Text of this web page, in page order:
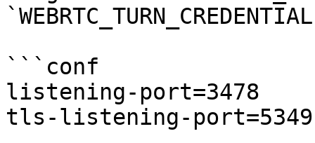
```conf
listening-port=3478
tls-listening-port=5349